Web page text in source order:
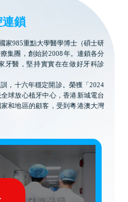
鎖
家985重點大學醫學博士（碩士研
集團，創始於2008年。連鎖各分
牙醫，堅持實實在在做好牙科診
，十六年穩定開診。榮獲「2024
球放心植牙中心，香港新城電台
和地區的顧客，受到粵港澳大灣